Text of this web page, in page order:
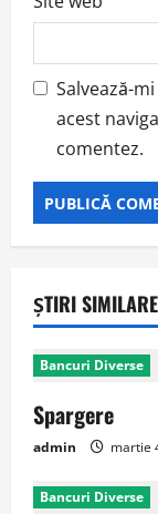
Salvează-
acest
comentez.
ȘTIRI SIMILARE
Bancuri Diverse
Spargere
admin martie
Bancuri Diverse